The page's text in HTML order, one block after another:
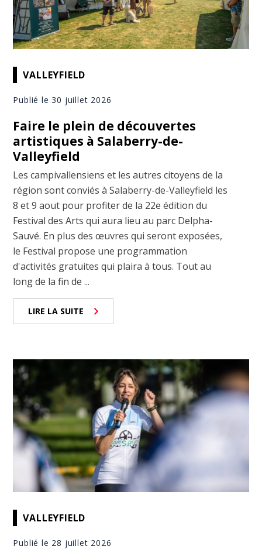
VALLEYFIELD
Publié le 30 juillet 2026
Faire le plein de découvertes
artistiques à Salaberry-de-
Valleyfield
Les campivallensiens et les autres citoyens de la
région sont conviés à Salaberry-de-Valleyfield les
8 et 9 aout pour profiter de la 22e édition du
Festival des Arts qui aura lieu au parc Delpha-
Sauvé. En plus des œuvres qui seront exposées,
le Festival propose une programmation
d'activités gratuites qui plaira à tous. Tout au
long de la fin de ...
LIRE LA SUITE
VALLEYFIELD
Publié le 28 juillet 2026